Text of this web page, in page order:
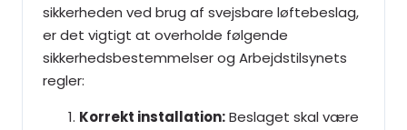
sikkerheden ved brug af svejsbare løftebeslag,
er det vigtigt at overholde følgende
sikkerhedsbestemmelser og Arbejdstilsynets
regler:
Korrekt installation:Beslaget skal være